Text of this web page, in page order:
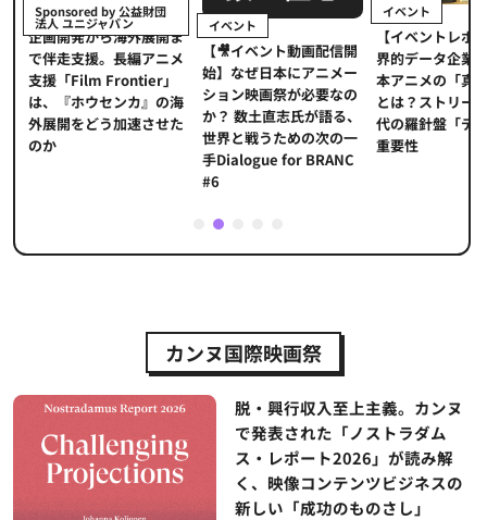
Sponsored by 公益財団
法人 ユニジャパン
企画開発から海外展開ま
で伴走支援。長編アニメ
支援「Film Frontier」
は、『ホウセンカ』の海
外展開をどう加速させた
のか
イベント
【🎥イベント動画配信開
始】なぜ日本にアニメー
ション映画祭が必要なの
か？ 数土直志氏が語る、
世界と戦うための次の一
手Dialogue for BRANC
#6
イベント
【イベントレポ
界的データ企業
本アニメの「真
とは？ストリー
代の羅針盤「デ
重要性
2
カンヌ国際映画祭
脱・興行収入至上主義。カンヌ
で発表された「ノストラダム
ス・レポート2026」が読み解
く、映像コンテンツビジネスの
新しい「成功のものさし」